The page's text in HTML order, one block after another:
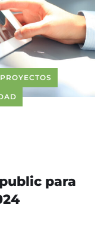
PROYECTOS
para